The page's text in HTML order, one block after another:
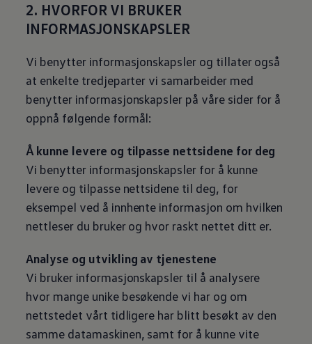
2. HVORFOR VI BRUKER
INFORMASJONSKAPSLER
Vi benytter informasjonskapsler og tillater også
at enkelte tredjeparter vi samarbeider med
benytter informasjonskapsler på våre sider for å
oppnå følgende formål:
Å kunne levere og tilpasse nettsidene for deg
Vi benytter informasjonskapsler for å kunne
levere og tilpasse nettsidene til deg, for
eksempel ved å innhente informasjon om hvilken
nettleser du bruker og hvor raskt nettet ditt er.
Analyse og utvikling av tjenestene
Vi bruker informasjonskapsler til å analysere
hvor mange unike besøkende vi har og om
nettstedet vårt tidligere har blitt besøkt av den
samme datamaskinen, samt for å kunne vite